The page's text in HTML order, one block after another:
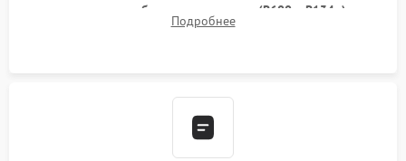
дозированным объемом хладагента (R600a, R134a) по
электронным весам. Контроль рабочего давления в системе.
Подробнее